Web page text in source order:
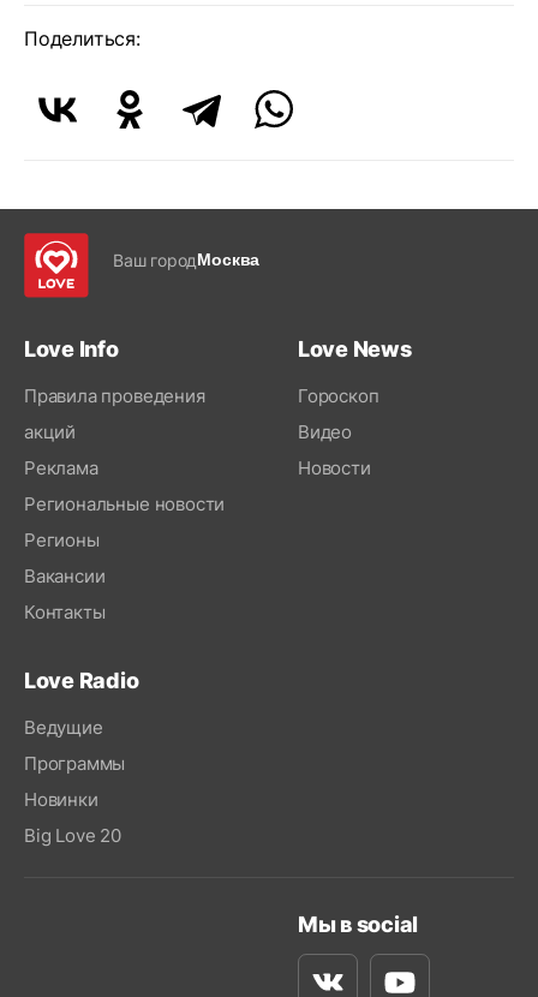
Поделиться:
Ваш городМосква
Love Info
Правила проведения
акций
Реклама
Региональные новости
Регионы
Вакансии
Контакты
Love News
Гороскоп
Видео
Новости
Love Radio
Ведущие
Программы
Новинки
Big Love 20
Мы в social